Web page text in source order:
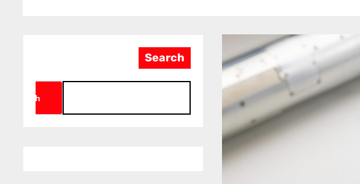
Search
Search